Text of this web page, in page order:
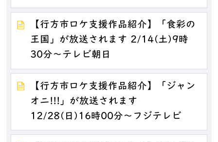
【行方市ロケ支援作品紹介】「食彩の
王国」が放送されます 2/14(土)9時
30分～テレビ朝日
【行方市ロケ支援作品紹介】「ジャン
オニ!!!」が放送されます
12/28(日)16時00分～フジテレビ